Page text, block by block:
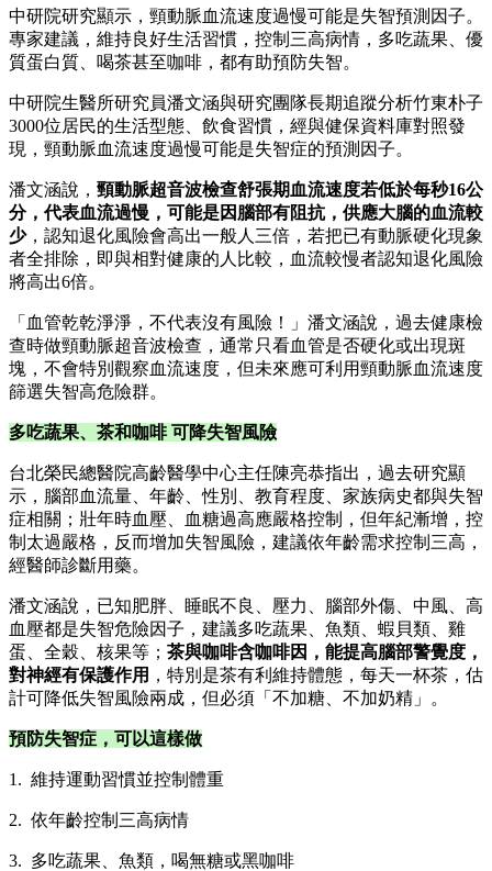
中研院研究顯示，頸動脈血流速度過慢可能是失智預測因子。
專家建議，維持良好生活習慣，控制三高病情，多吃蔬果、優
質蛋白質、喝茶甚至咖啡，都有助預防失智。
中研院生醫所研究員潘文涵與研究團隊長期追蹤分析竹東朴子
3000位居民的生活型態、飲食習慣，經與健保資料庫對照發
現，頸動脈血流速度過慢可能是失智症的預測因子。
潘文涵說， 頸動脈超音波檢查舒張期血流速度若低於每秒16公
分，代表血流過慢，可能是因腦部有阻抗，供應大腦的血流較
少，認知退化風險會高出一般人三倍，若把已有動脈硬化現象
者全排除，即與相對健康的人比較，血流較慢者認知退化風險
將高出6倍。
「血管乾乾淨淨，不代表沒有風險！」潘文涵說，過去健康檢
查時做頸動脈超音波檢查，通常只看血管是否硬化或出現斑
塊，不會特別觀察血流速度，但未來應可利用頸動脈血流速度
篩選失智高危險群。
多吃蔬果、茶和咖啡 可降失智風險
台北榮民總醫院高齡醫學中心主任陳亮恭指出，過去研究顯
示，腦部血流量、年齡、性別、教育程度、家族病史都與失智
症相關；壯年時血壓、血糖過高應嚴格控制，但年紀漸增，控
制太過嚴格，反而增加失智風險，建議依年齡需求控制三高，
經醫師診斷用藥。
潘文涵說，已知肥胖、睡眠不良、壓力、腦部外傷、中風、高
血壓都是失智危險因子，建議多吃蔬果、魚類、蝦貝類、雞
蛋、全穀、核果等； 茶與咖啡含咖啡因，能提高腦部警覺度，
對神經有保護作用 ，特別是茶有利維持體態，每天一杯茶，估
計可降低失智風險兩成，但必須「不加糖、不加奶精」。
預防失智症，可以這樣做
1. 維持運動習慣並控制體重
2. 依年齡控制三高病情
3. 多吃蔬果、魚類，喝無糖或黑咖啡